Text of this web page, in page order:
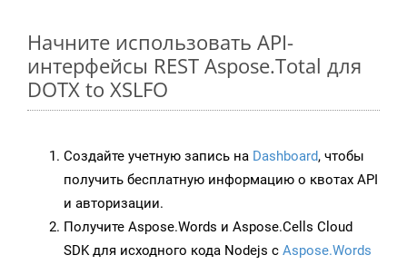
Начните использовать API-
интерфейсы REST Aspose.Total для
DOTX to XSLFO
Создайте учетную запись на Dashboard, чтобы
получить бесплатную информацию о квотах API
и авторизации.
Получите Aspose.Words и Aspose.Cells Cloud
SDK для исходного кода Nodejs с Aspose.Words